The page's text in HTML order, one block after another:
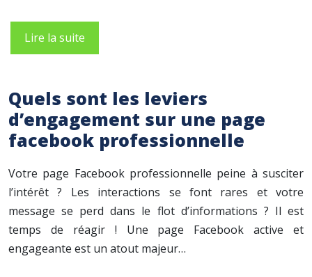
Lire la suite
Quels sont les leviers
d’engagement sur une page
facebook professionnelle
Votre page Facebook professionnelle peine à susciter
l’intérêt ? Les interactions se font rares et votre
message se perd dans le flot d’informations ? Il est
temps de réagir ! Une page Facebook active et
engageante est un atout majeur…